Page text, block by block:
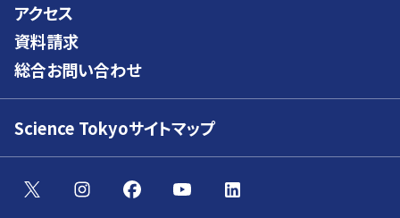
アクセス
資料請求
総合お問い合わせ
Science Tokyoサイトマップ